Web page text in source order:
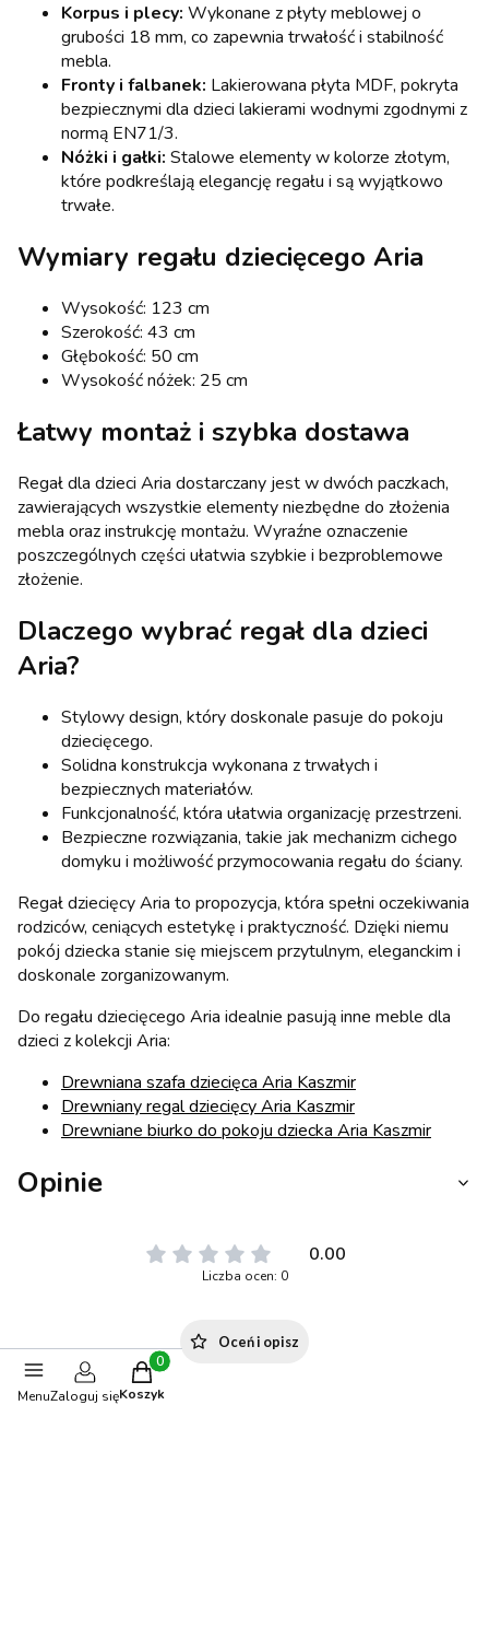
Korpus i plecy: Wykonane z płyty meblowej o
grubości 18 mm, co zapewnia trwałość i stabilność
mebla.
Fronty i falbanek: Lakierowana płyta MDF, pokryta
bezpiecznymi dla dzieci lakierami wodnymi zgodnymi z
normą EN71/3.
Nóżki i gałki: Stalowe elementy w kolorze złotym,
które podkreślają elegancję regału i są wyjątkowo
trwałe.
Wymiary regału dziecięcego Aria
Wysokość: 123 cm
Szerokość: 43 cm
Głębokość: 50 cm
Wysokość nóżek: 25 cm
Łatwy montaż i szybka dostawa
Regał dla dzieci Aria dostarczany jest w dwóch paczkach,
zawierających wszystkie elementy niezbędne do złożenia
mebla oraz instrukcję montażu. Wyraźne oznaczenie
poszczególnych części ułatwia szybkie i bezproblemowe
złożenie.
Dlaczego wybrać regał dla dzieci
Aria?
Stylowy design, który doskonale pasuje do pokoju
dziecięcego.
Solidna konstrukcja wykonana z trwałych i
bezpiecznych materiałów.
Funkcjonalność, która ułatwia organizację przestrzeni.
Bezpieczne rozwiązania, takie jak mechanizm cichego
domyku i możliwość przymocowania regału do ściany.
Regał dziecięcy Aria to propozycja, która spełni oczekiwania
rodziców, ceniących estetykę i praktyczność. Dzięki niemu
pokój dziecka stanie się miejscem przytulnym, eleganckim i
doskonale zorganizowanym.
Do regału dziecięcego Aria idealnie pasują inne meble dla
dzieci z kolekcji Aria:
Drewniana szafa dziecięca Aria Kaszmir
Drewniany regal dziecięcy Aria Kaszmir
Drewniane biurko do pokoju dziecka Aria Kaszmir
Opinie
0.00
Liczba ocen: 0
Oceń i opisz
MenuZaloguj się
Produkty w koszyku: 0. Zobacz szczegóły
Koszyk